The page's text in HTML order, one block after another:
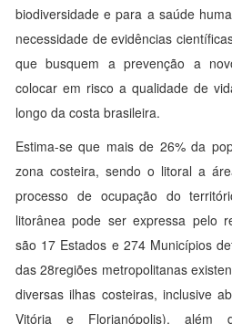
biodiversidade e para a saúde
necessidade de evidências
que busquem a prevenção a
colocar em risco a qualidade de
longo da costa brasileira.
Estima-se que mais de 26% da
zona costeira, sendo o litoral a
processo de ocupação do
litorânea pode ser expressa pelo
são 17 Estados e 274 Municípios
das 28regiões metropolitanas
diversas ilhas costeiras, inclusive
Vitória e Florianópolis), além